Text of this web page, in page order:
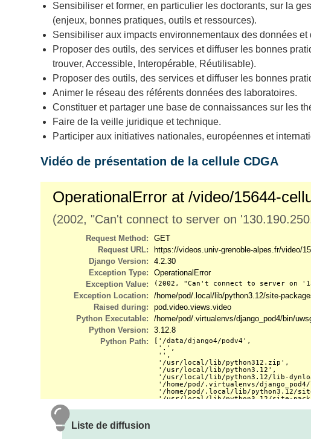
Sensibiliser et former, en particulier les doctorants, sur la
(enjeux, bonnes pratiques, outils et ressources).
Sensibiliser aux impacts environnementaux des données et
Proposer des outils, des services et diffuser les bonnes
trouver, Accessible, Interopérable, Réutilisable).
Proposer des outils, des services et diffuser les bonnes
Animer le réseau des référents données des laboratoires.
Constituer et partager une base de connaissances sur les
Faire de la veille juridique et technique.
Participer aux initiatives nationales, européennes et
Vidéo de présentation de la cellule CDGA
Liste de diffusion